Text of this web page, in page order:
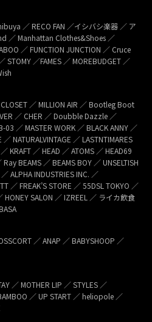
／ RECO FAN ／イシバシ楽器 ／ ア
／ Manhattan Clothes&Shoes ／
／ FUNCTION JUNCTION ／ Cruce
STOMY ／FAMES ／ MOREBUDGET ／
／ MILLION AIR ／ Bootleg Boot
／ CHER ／ Doubble Dazzle ／
03 ／ MASTER WORK ／ BLACK ANNY ／
NATURALVINTAGE ／ LASTNTIMARES
KRAFT ／ HEAD ／ ATOMS ／ HEAD69
BEAMS ／ BEAMS BOY ／ UNSELTISH
ALPHA INDUSTRIES INC. ／
／ FREAK’S STORE ／ 55DSL TOKYO ／
HONEY SALON ／ IZREEL ／ ライカ飲食
／ ANAP ／ BABYSHOOP ／
／ MOTHER LIP ／ STYLES ／
／ UP START ／ heliopole ／